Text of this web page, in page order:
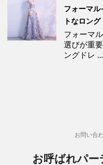
フォーマ
トなロン
フォーマ
選びが重
ングドレ ...
お問い合
お呼ばれパ